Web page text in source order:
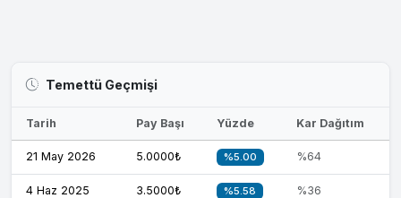
Temettü Geçmişi
Tarih Pay Başı Yüzde Kar Dağıtım
21 May 2026 5.0000₺ %5.00 %64
4 Haz 2025 3.5000₺ %5.58 %36